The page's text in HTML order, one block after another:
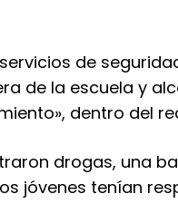
de
de la escuela y
dentro del
drogas, una
jóvenes tenían